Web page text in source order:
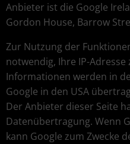
Anbieter ist die Google
Gordon House, Barrow
Zur Nutzung der
notwendig, Ihre IP-Adresse
Informationen werden in
Google in den USA
Der Anbieter dieser Seite
Datenübertragung. Wenn
kann Google zum Zwecke